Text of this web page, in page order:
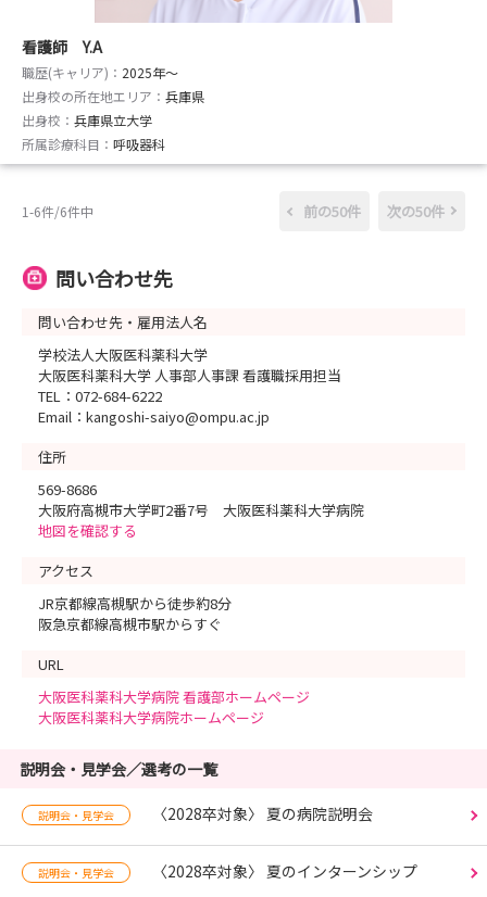
看護師 Y.A
職歴(キャリア)： 2025年〜
出身校の所在地エリア： 兵庫県
出身校： 兵庫県立大学
所属診療科目： 呼吸器科
1-6件/6件中 前の50件 次の50件
問い合わせ先
問い合わせ先・雇用法人名
学校法人大阪医科薬科大学
大阪医科薬科大学 人事部人事課 看護職採用担当
TEL：072-684-6222
Email：kangoshi-saiyo@ompu.ac.jp
住所
569-8686
大阪府高槻市大学町2番7号 大阪医科薬科大学病院
地図を確認する
アクセス
JR京都線高槻駅から徒歩約8分
阪急京都線高槻市駅からすぐ
URL
大阪医科薬科大学病院 看護部ホームページ
大阪医科薬科大学病院ホームページ
説明会・見学会／選考の一覧
説明会・見学会 〈2028卒対象〉 夏の病院説明会
説明会・見学会 〈2028卒対象〉 夏のインターンシップ